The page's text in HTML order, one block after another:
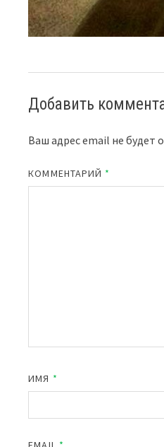
Добавить
Ваш адрес email не будет
КОММЕНТАРИЙ *
ИМЯ *